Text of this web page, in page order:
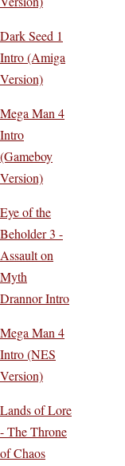
Dark Seed 1
Intro (Amiga
Version)
Mega Man 4
Intro
(Gameboy
Version)
Eye of the
Beholder 3 -
Assault on
Myth
Drannor Intro
Mega Man 4
Intro (NES
Version)
Lands of Lore
- The Throne
of Chaos